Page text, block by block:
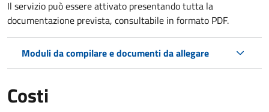
Il servizio può essere attivato presentando tutta la
documentazione prevista, consultabile in formato PDF.
Moduli da compilare e documenti da allegare
Costi